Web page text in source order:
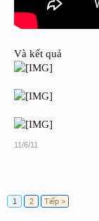
Và kết quả
11/6/11
1
2 Tiếp >